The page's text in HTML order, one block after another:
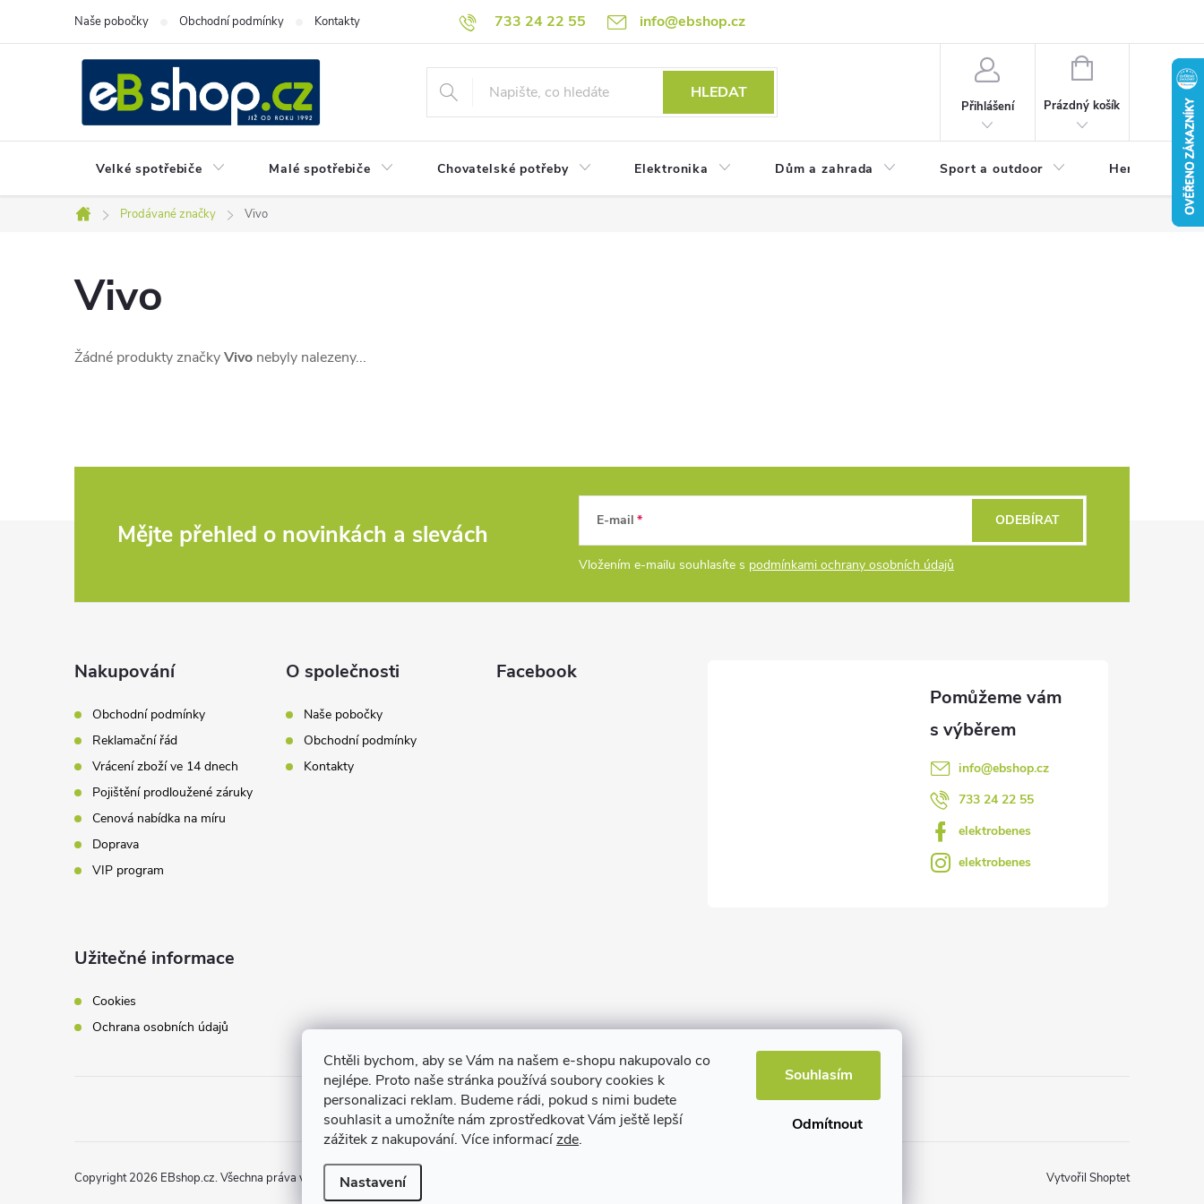
Chtěli bychom, aby se Vám na našem e-shopu nakupovalo co
nejlépe. Proto naše stránka používá soubory cookies k
personalizaci reklam. Budeme rádi, pokud s nimi budete
souhlasit a umožníte nám zprostředkovat Vám ještě lepší
zážitek z nakupování. Více informacízde.
Nastavení
Souhlasím
Odmítnout
733 24 22 55 info@ebshop.cz
Naše pobočky Obchodní podmínky Kontakty
HLEDAT
Přihlášení
NÁKUPNÍ
Prázdný košík
Velké spotřebiče Malé spotřebiče Chovatelské potřeby Elektronika Dům a zahrada Sport a outdoor Herní zóna
Domů
Prodávané značky Vivo
Vivo
Žádné produkty značkyVivo nebyly nalezeny...
Mějte přehled o novinkách a slevách E-mail
Vložením e-mailu souhlasíte s podmínkami ochrany osobních údajů
ODEBÍRAT
Nakupování
Obchodní podmínky
Reklamační řád
Vrácení zboží ve 14 dnech
Pojištění prodloužené záruky
Cenová nabídka na míru
Doprava
VIP program
O společnosti
Naše pobočky
Obchodní podmínky
Kontakty
Facebook
info@ebshop.cz
733 24 22 55
elektrobenes
elektrobenes
Užitečné informace
Cookies
Ochrana osobních údajů
Vytvořil Shoptet
Copyright 2026 EBshop.cz. Všechna práva vyhrazena.